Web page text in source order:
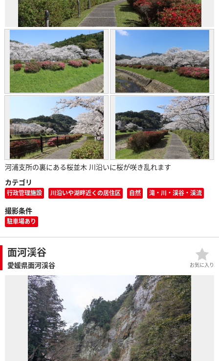
河浦支所の裏にある桜並木 川沿いに桜が咲き乱れます
カテゴリ
行政管理施設 川沿いや湖畔近くの居住区 自然 滝・川・渓谷・渓流
撮影条件
駐車場あり
面河渓谷
愛媛県面河渓谷 お気に入り